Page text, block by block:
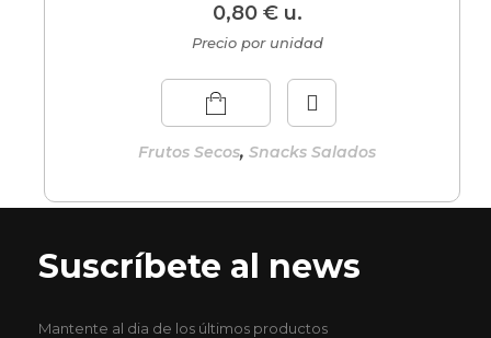
0,80 €u.
Frutos Secos,Snacks Salados
Precio por unidad
Suscríbete al news
Mantente al dia de los últimos productos